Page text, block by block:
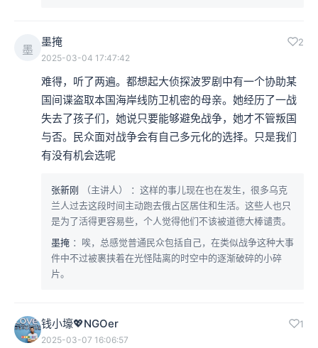
墨
墨掩 2
2025-03-04 17:47:42
难得，听了两遍。都想起大侦探波罗剧中有一个协助某
国间谍盗取本国海岸线防卫机密的母亲。她经历了一战
失去了孩子们，她说只要能够避免战争，她才不管叛国
与否。民众面对战争会有自己多元化的选择。只是我们
有没有机会选呢
张新刚 （主讲人）
：这样的事儿现在也在发生，很多乌克
兰人过去这段时间主动跑去俄占区居住和生活。这些人也只
是为了活得更容易些，个人觉得他们不该被道德大棒谴责。
墨掩 ：唉，总感觉普通民众包括自己，在类似战争这种大事
件中不过被裹挟着在光怪陆离的时空中的逐渐破碎的小碎
片。
钱小壕💖NGOer 1
2025-03-07 16:06:57